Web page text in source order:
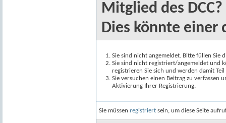
Mitglied des DCC?
Dies könnte einer
Sie sind nicht angemeldet. Bitte füllen Sie
Sie sind nicht registriert/angemeldet und
registrieren Sie sich und werden damit
Sie versuchen einen Beitrag zu verfassen
Aktivierung Ihrer Registrierung.
Sie müssen registriert sein, um diese Seite